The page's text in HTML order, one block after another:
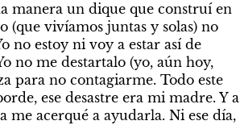
manera un dique que construí en
vivíamos juntas y solas) no
no estoy ni voy a estar así de
no me destartalo (yo, aún hoy,
para no contagiarme. Todo este
ese desastre era mi madre. Y a
acerqué a ayudarla. Ni ese día,